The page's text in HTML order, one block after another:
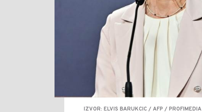
IZVOR: ELVIS BARUKCIC / AFP / PROFIMEDIA